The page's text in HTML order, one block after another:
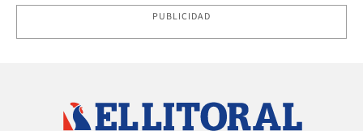
PUBLICIDAD